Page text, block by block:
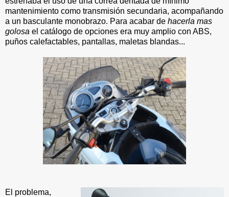
mantenimiento como transmisión secundaria, acompañando
a un basculante monobrazo. Para acabar de hacerla mas
golosa el catálogo de opciones era muy amplio con ABS,
puños calefactables, pantallas, maletas blandas...
El problema,